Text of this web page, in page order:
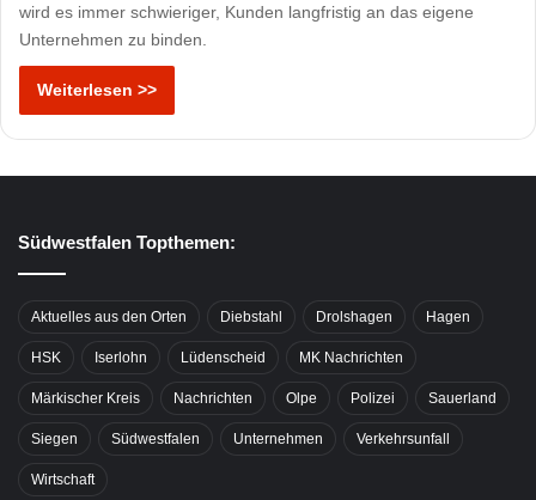
wird es immer schwieriger, Kunden langfristig an das eigene
Unternehmen zu binden.
Weiterlesen >>
Südwestfalen Topthemen:
Aktuelles aus den Orten Diebstahl Drolshagen Hagen
HSK Iserlohn Lüdenscheid MK Nachrichten
Märkischer Kreis Nachrichten Olpe Polizei Sauerland
Siegen Südwestfalen Unternehmen Verkehrsunfall
Wirtschaft